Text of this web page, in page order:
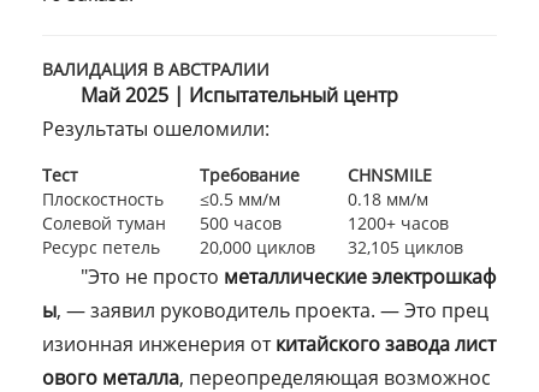
ВАЛИДАЦИЯ В АВСТРАЛИИ
Май 2025 | Испытательный центр
Результаты ошеломили:
Тест Требование
CHNSMILE
Плоскостность
≤0.5 мм/м
0.18 мм/м
Солевой туман
500 часов
1200+ часов
Ресурс петель
20,000 циклов 32,105 циклов
"Это не просто металлические электрошкаф
ы, — заявил руководитель проекта. — Это прец
изионная инженерия откитайского завода лист
ового металла, переопределяющая возможнос